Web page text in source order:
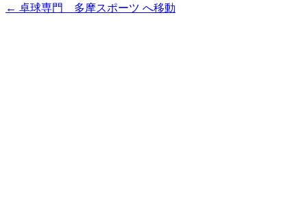
← 卓球専門 多摩スポーツ へ移動